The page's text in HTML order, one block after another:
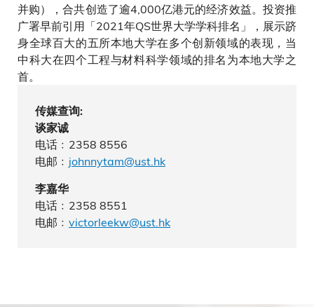
并购），合共创造了逾4,000亿港元的经济效益。投资推
广署早前引用「2021年QS世界大学学科排名」，展示跻
身全球百大的五所本地大学在多个创新领域的表现，当
中科大在四个工程与材料科学领域的排名为本地大学之
首。
传媒查询:
谈家诚
电话﹕2358 8556
电邮﹕ johnnytam@ust.hk
李嘉华
电话﹕2358 8551
电邮﹕ victorleekw@ust.hk